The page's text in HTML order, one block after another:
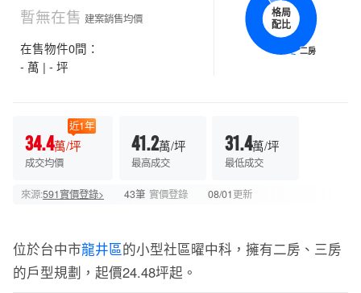
暫無在售 建案銷售均價
在售物件0間：
- 萬 | - 坪
格局
配比
二房
二房
34.4萬/坪
近1年
成交均價
41.2萬/坪
最高成交
31.4萬/坪
最低成交
來源:591實價登錄> 43筆 實價登錄 08/01更新
位於台中市龍井區的小型社區曜中科，擁有二房、三房
的戶型規劃，起價24.48坪起。